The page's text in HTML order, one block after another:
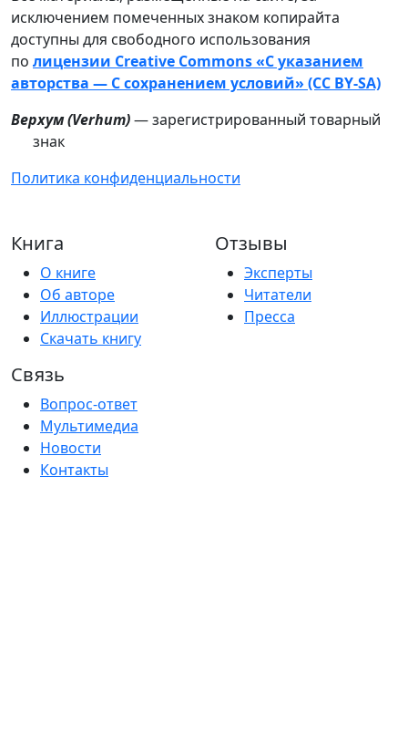
исключением помеченных знаком копирайта
доступны для свободного использования
по лицензии Creative Commons «С указанием
авторства — С сохранением условий» (CC BY-SA)
Верхум (Verhum)— зарегистрированный товарный
знак
Политика конфиденциальности
Книга
О книге
Об авторе
Иллюстрации
Скачать книгу
Отзывы
Эксперты
Читатели
Пресса
Связь
Вопрос-ответ
Мультимедиа
Новости
Контакты